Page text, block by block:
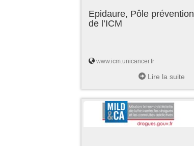
Epidaure, Pôle prévention
de l’ICM
www.icm.unicancer.fr
Lire la suite